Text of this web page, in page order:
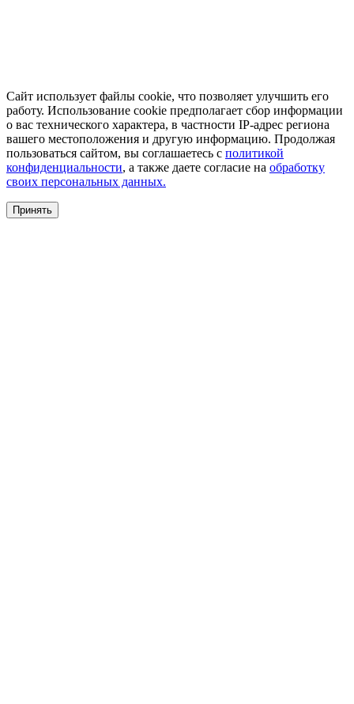
Сайт использует файлы cookie, что позволяет улучшить его
работу. Использование cookie предполагает сбор информации
о вас технического характера, в частности IP-адрес региона
вашего местоположения и другую информацию. Продолжая
пользоваться сайтом, вы соглашаетесь с политикой
конфиденциальности, а также даете согласие на обработку
своих персональных данных.
Принять